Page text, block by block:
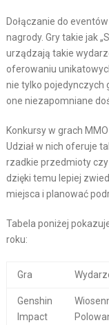
Dołączanie do
nagrody. Gry takie jak
urządzają takie
oferowaniu
nie tylko pojedynczych
one niezapomniane
Konkursy w grach
Udział w nich oferuje
rzadkie przedmioty
dzięki temu lepiej
miejsca i planować
Tabela poniżej
roku:
Gra
Genshin
Impact